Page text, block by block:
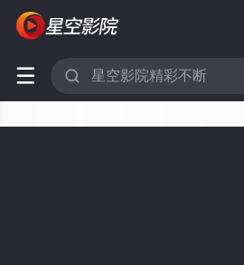
 